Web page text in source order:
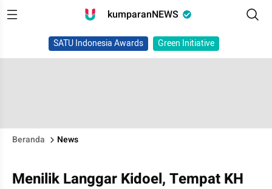
kumparanNEWS
SATU Indonesia Awards Green Initiative
Beranda News
Menilik Langgar Kidoel, Tempat KH